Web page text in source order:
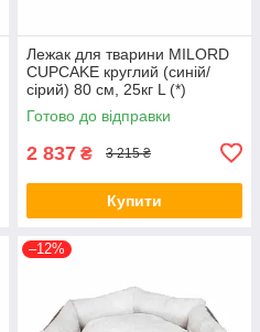
Лежак для тварини MILORD
CUPCAKE круглий (синій/
сірий) 80 см, 25кг L (*)
Готово до відправки
2 837 ₴ 3 215 ₴
Купити
–12%